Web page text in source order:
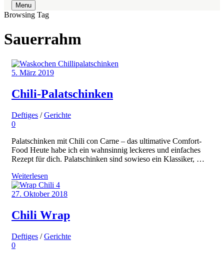
Menu
Browsing Tag
Sauerrahm
5. März 2019
Chili-Palatschinken
Deftiges /Gerichte
0
Palatschinken mit Chili con Carne – das ultimative Comfort-
Food Heute habe ich ein wahnsinnig leckeres und einfaches
Rezept für dich. Palatschinken sind sowieso ein Klassiker, …
Weiterlesen
27. Oktober 2018
Chili Wrap
Deftiges /Gerichte
0